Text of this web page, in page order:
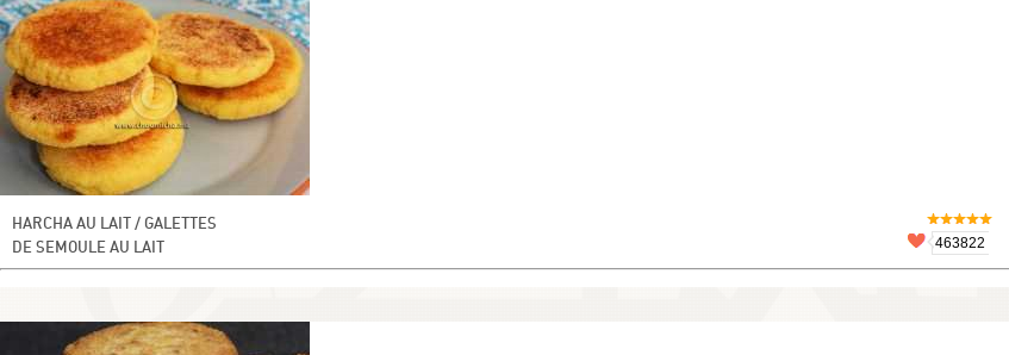
HARCHA AU LAIT / GALETTES
DE SEMOULE AU LAIT
463822